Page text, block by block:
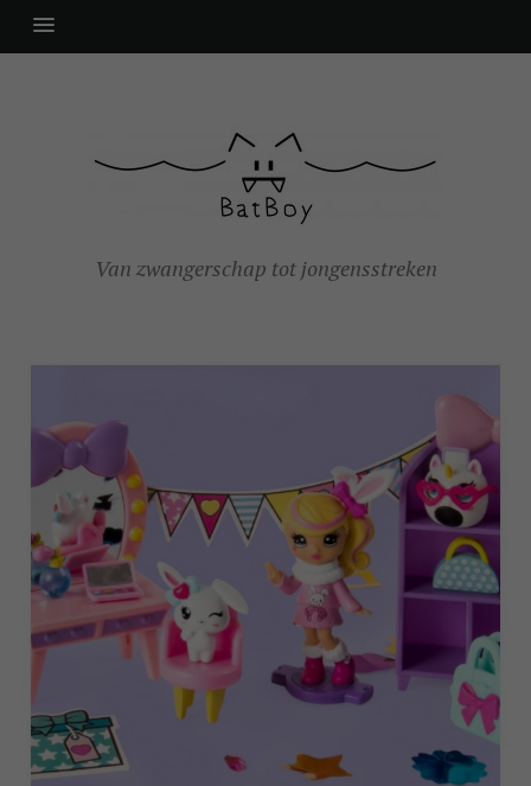
Van zwangerschap tot jongensstreken